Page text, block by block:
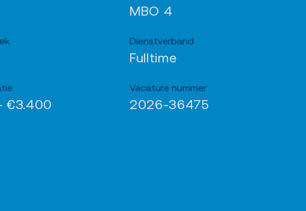
MBO 4
Dienstverband
Fulltime
€3.400
Vacature nummer
2026-36475